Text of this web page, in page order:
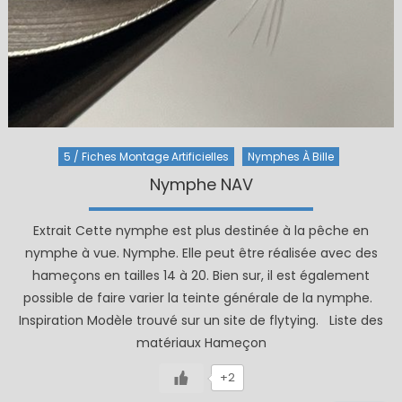
5 / Fiches Montage Artificielles Nymphes À Bille
Nymphe NAV
Extrait Cette nymphe est plus destinée à la pêche en
nymphe à vue. Nymphe. Elle peut être réalisée avec des
hameçons en tailles 14 à 20. Bien sur, il est également
possible de faire varier la teinte générale de la nymphe.
Inspiration Modèle trouvé sur un site de flytying. Liste des
matériaux Hameçon
+2